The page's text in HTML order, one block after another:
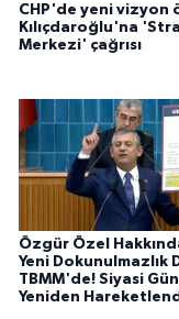
CHP'de yeni vizyon
Kılıçdaroğlu'na
Merkezi' çağrısı
Özgür Özel
Yeni Dokunulmazlık
TBMM'de! Siyasi
Yeniden